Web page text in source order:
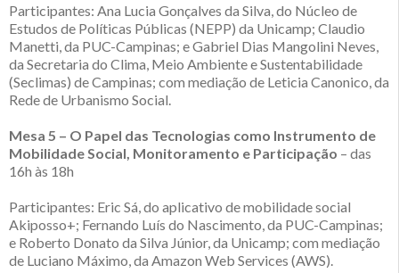
Participantes: Ana Lucia Gonçalves da Silva, do Núcleo de
Estudos de Políticas Públicas (NEPP) da Unicamp; Claudio
Manetti, da PUC-Campinas; e Gabriel Dias Mangolini Neves,
da Secretaria do Clima, Meio Ambiente e Sustentabilidade
(Seclimas) de Campinas; com mediação de Leticia Canonico, da
Rede de Urbanismo Social.
Mesa 5 – O Papel das Tecnologias como Instrumento de
Mobilidade Social, Monitoramento e Participação – das
16h às 18h
Participantes: Eric Sá, do aplicativo de mobilidade social
Akiposso+; Fernando Luís do Nascimento, da PUC-Campinas;
e Roberto Donato da Silva Júnior, da Unicamp; com mediação
de Luciano Máximo, da Amazon Web Services (AWS).